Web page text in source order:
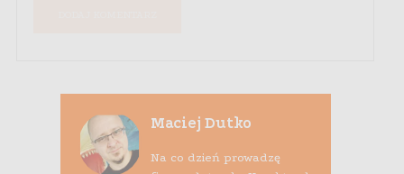
Maciej Dutko
Na co dzień prowadzę